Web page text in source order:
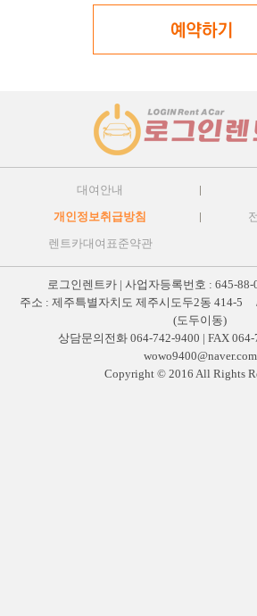
대여안내
개인정보취급방침
렌트카대여표준약관
로그인렌트카 | 사업자등록번호 : 645-88-
주소 : 제주특별자치도 제주시도두2동 414-5
(도두이동)
상담문의전화 064-742-9400 | FAX 064-
wowo9400@naver.com
Copyright © 2016 All Rights